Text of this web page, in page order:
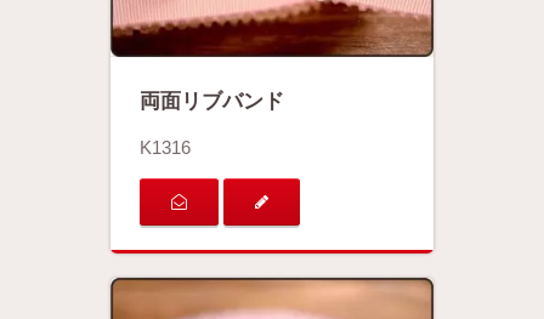
両面リブバンド
K1316